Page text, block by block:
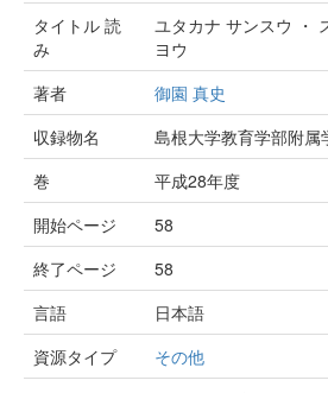
タイトル 読
み
ユタカナ サンスウ ・
ヨウ
著者
御園 真史
収録物名
島根大学教育学部附属
巻
平成28年度
開始ページ
58
終了ページ
58
言語
日本語
資源タイプ
その他